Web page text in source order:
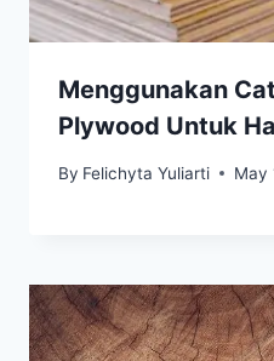
Menggunakan
Plywood Untuk
By Felichyta Yuliarti May